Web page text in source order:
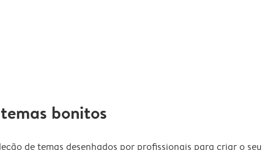
bonitos
de temas desenhados por profissionais para criar o seu